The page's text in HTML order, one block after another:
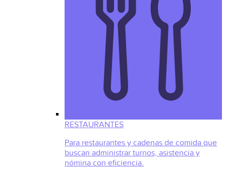
RESTAURANTES
Para restaurantes y cadenas de comida que
buscan administrar turnos, asistencia y
nómina con eficiencia.